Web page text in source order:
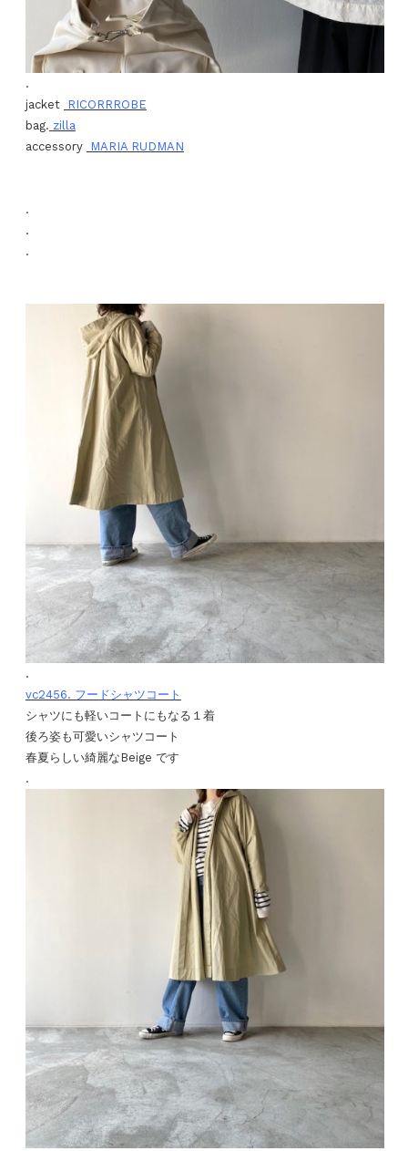
.
jacket
RICORRROBE
bag. zilla
accessory
MARIA RUDMAN
.
.
.
.
vc2456. フードシャツコート
シャツにも軽いコートにもなる１着
後ろ姿も可愛いシャツコート
春夏らしい綺麗なBeige です
.